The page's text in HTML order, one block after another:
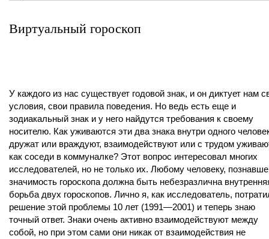
Виртуальный гороскоп
У каждого из нас существует годовой знак, и он диктует нам
условия, свои правила поведения. Но ведь есть еще и
зодиакальный знак и у него найдутся требования к своему
носителю. Как уживаются эти два знака внутри одного
дружат или враждуют, взаимодействуют или с трудом
как соседи в коммуналке? Этот вопрос интересовал многих
исследователей, но не только их. Любому человеку,
значимость гороскопа должна быть небезразлична
борьба двух гороскопов. Лично я, как исследователь,
решение этой проблемы 10 лет (1991—2001) и теперь знаю
точный ответ. Знаки очень активно взаимодействуют между
собой, но при этом сами они никак от взаимодействия не